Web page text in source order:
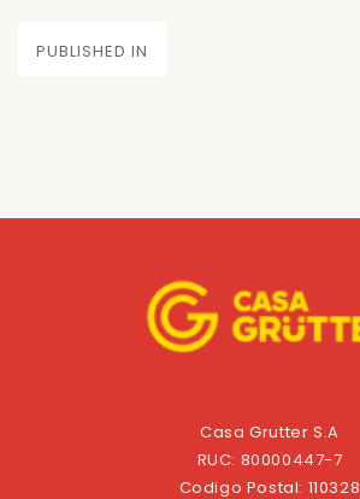
Navegación
PUBLISHED IN
Casa Grutter S.A
RUC: 80000447-7
Codigo Postal: 110328